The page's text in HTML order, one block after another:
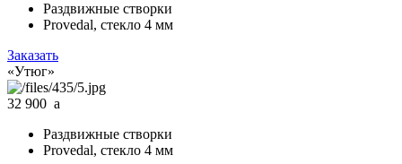
Раздвижные створки
Provedal, стекло 4 мм
Заказать
«Утюг»
32 900 a
Раздвижные створки
Provedal, стекло 4 мм